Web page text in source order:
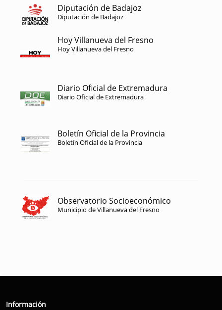
Diputación de Badajoz
Diputación de Badajoz
Hoy Villanueva del Fresno
Hoy Villanueva del Fresno
Diario Oficial de Extremadura
Diario Oficial de Extremadura
Boletín Oficial de la Provincia
Boletín Oficial de la Provincia
Observatorio Socioeconómico
Municipio de Villanueva del Fresno
Información